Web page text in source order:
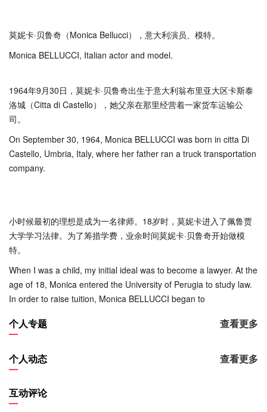
莫妮卡·贝鲁奇（Monica Bellucci），意大利演员、模特。
Monica BELLUCCI, Italian actor and model.
1964年9月30日，莫妮卡·贝鲁奇出生于意大利翁布里亚大区卡斯泰
洛城（Citta di Castello），她父亲在那里经营着一家货车运输公
司。
On September 30, 1964, Monica BELLUCCI was born in citta Di
Castello, Umbria, Italy, where her father ran a truck transportation
company.
小时候最初的理想是成为一名律师。18岁时，莫妮卡进入了佩鲁贾
大学学习法律。为了筹措学费，业余时间莫妮卡·贝鲁奇开始做模
特。
When I was a child, my initial ideal was to become a lawyer. At the
age of 18, Monica entered the University of Perugia to study law.
In order to raise tuition, Monica BELLUCCI began to
个人专题 查看更多
个人动态 查看更多
互动评论